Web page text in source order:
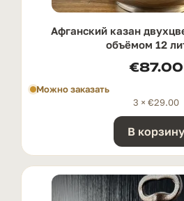
Афганский казан
oбъёмом 12
€87.00
Можно заказать
3 × €29.00
В корзину